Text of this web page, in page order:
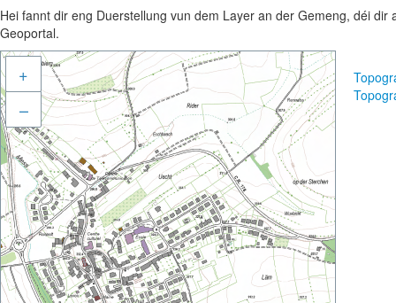
Hei fannt dir eng Duerstellung vun dem Layer an der Gemeng, déi
Geoportal.
+
–